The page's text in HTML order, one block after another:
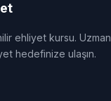
ehliyet kursu.
hedefinize ulaşın.